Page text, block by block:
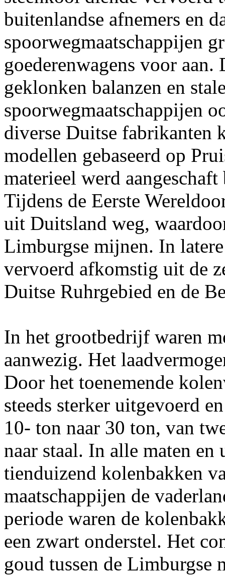
buitenlandse afnemers en
spoorwegmaatschappijen
goederenwagens voor
geklonken balanzen en
spoorwegmaatschappijen
diverse Duitse fabrikanten
modellen gebaseerd op
materieel werd
Tijdens de Eerste
uit Duitsland weg,
Limburgse mijnen. In
vervoerd afkomstig uit de
Duitse Ruhrgebied en de
In het grootbedrijf waren
aanwezig. Het
Door het toenemende
steeds sterker uitgevoerd
10- ton naar 30 ton, van
naar staal. In alle maten
tienduizend kolenbakken
maatschappijen de
periode waren de
een zwart onderstel. Het
goud tussen de Limburgse